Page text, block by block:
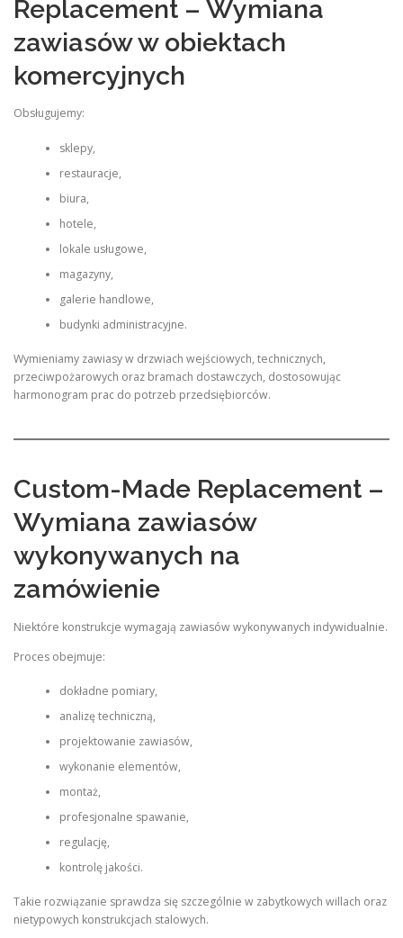
Replacement – Wymiana
zawiasów w obiektach
komercyjnych
Obsługujemy:
sklepy,
restauracje,
biura,
hotele,
lokale usługowe,
magazyny,
galerie handlowe,
budynki administracyjne.
Wymieniamy zawiasy w drzwiach wejściowych, technicznych,
przeciwpożarowych oraz bramach dostawczych, dostosowując
harmonogram prac do potrzeb przedsiębiorców.
Custom-Made Replacement –
Wymiana zawiasów
wykonywanych na
zamówienie
Niektóre konstrukcje wymagają zawiasów wykonywanych indywidualnie.
Proces obejmuje:
dokładne pomiary,
analizę techniczną,
projektowanie zawiasów,
wykonanie elementów,
montaż,
profesjonalne spawanie,
regulację,
kontrolę jakości.
Takie rozwiązanie sprawdza się szczególnie w zabytkowych willach oraz
nietypowych konstrukcjach stalowych.